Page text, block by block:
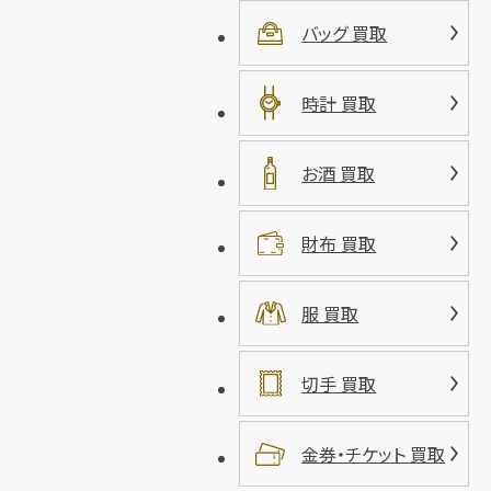
バッグ 買取
時計 買取
お酒 買取
財布 買取
服 買取
切手 買取
金券・チケット 買取